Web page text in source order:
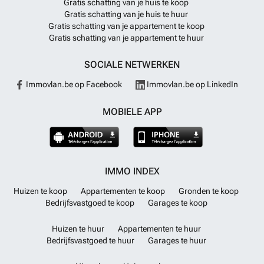
Gratis schatting van je huis te koop
Gratis schatting van je huis te huur
Gratis schatting van je appartement te koop
Gratis schatting van je appartement te huur
SOCIALE NETWERKEN
Immovlan.be op Facebook Immovlan.be op LinkedIn
MOBIELE APP
IMMO INDEX
Huizen te koop Appartementen te koop
Gronden te koop
Bedrijfsvastgoed te koop
Garages te koop
Huizen te huur
Appartementen te huur
Bedrijfsvastgoed te huur
Garages te huur